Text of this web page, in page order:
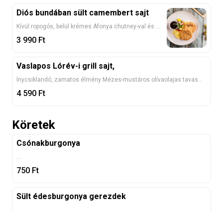
Diós bundában sült camembert sajt
3 990 Ft
Vaslapos Lórév-i grill sajt,
4 590 Ft
Köretek
Csónakburgonya
750 Ft
Sült édesburgonya gerezdek